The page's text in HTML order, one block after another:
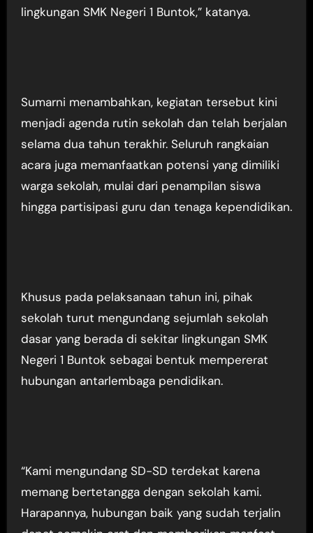
lingkungan SMK Negeri 1 Buntok,” katanya.
Sumarni menambahkan, kegiatan tersebut kini
menjadi agenda rutin sekolah dan telah berjalan
selama dua tahun terakhir. Seluruh rangkaian
acara juga memanfaatkan potensi yang dimiliki
warga sekolah, mulai dari penampilan siswa
hingga partisipasi guru dan tenaga kependidikan.
Khusus pada pelaksanaan tahun ini, pihak
sekolah turut mengundang sejumlah sekolah
dasar yang berada di sekitar lingkungan SMK
Negeri 1 Buntok sebagai bentuk mempererat
hubungan antarlembaga pendidikan.
“Kami mengundang SD-SD terdekat karena
memang bertetangga dengan sekolah kami.
Harapannya, hubungan baik yang sudah terjalin